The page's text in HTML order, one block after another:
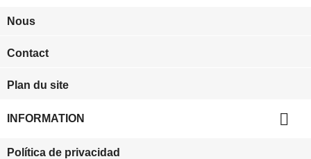
Nous
Contact
Plan du site
INFORMATION 
Política de privacidad